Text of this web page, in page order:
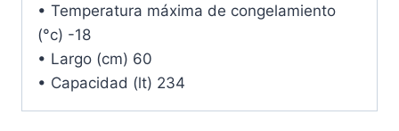
• Temperatura máxima de congelamiento
(°c) -18
• Largo (cm) 60
• Capacidad (lt) 234